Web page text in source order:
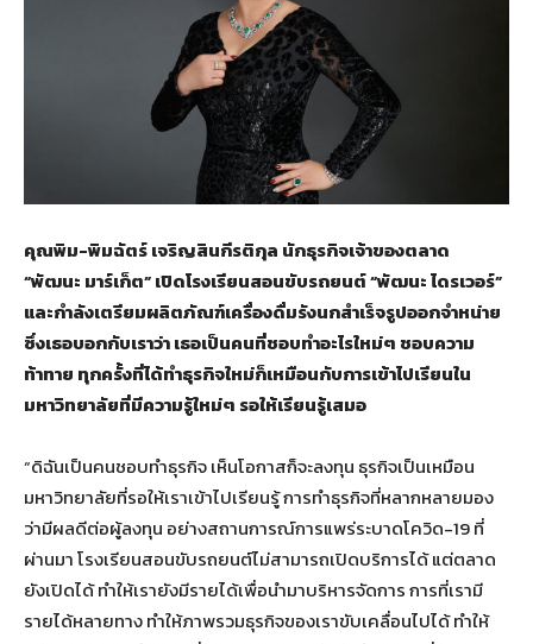
คุณพิม-พิมฉัตร์ เจริญสินกีรติกุล นักธุรกิจเจ้าของตลาด
“พัฒนะ มาร์เก็ต” เปิดโรงเรียนสอนขับรถยนต์ “พัฒนะ ไดรเวอร์”
และกำลังเตรียมผลิตภัณฑ์เครื่องดื่มรังนกสำเร็จรูปออกจำหน่าย
ซึ่งเธอบอกกับเราว่า เธอเป็นคนที่ชอบทำอะไรใหม่ๆ ชอบความ
ท้าทาย ทุกครั้งที่ได้ทำธุรกิจใหม่ก็เหมือนกับการเข้าไปเรียนใน
มหาวิทยาลัยที่มีความรู้ใหม่ๆ รอให้เรียนรู้เสมอ
“ดิฉันเป็นคนชอบทำธุรกิจ เห็นโอกาสก็จะลงทุน ธุรกิจเป็นเหมือน
มหาวิทยาลัยที่รอให้เราเข้าไปเรียนรู้ การทำธุรกิจที่หลากหลายมอง
ว่ามีผลดีต่อผู้ลงทุน อย่างสถานการณ์การแพร่ระบาดโควิด-19 ที่
ผ่านมา โรงเรียนสอนขับรถยนต์ไม่สามารถเปิดบริการได้ แต่ตลาด
ยังเปิดได้ ทำให้เรายังมีรายได้เพื่อนำมาบริหารจัดการ การที่เรามี
รายได้หลายทาง ทำให้ภาพรวมธุรกิจของเราขับเคลื่อนไปได้ ทำให้